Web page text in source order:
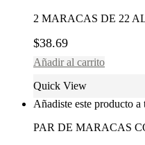
2 MARACAS DE 22
$38.69
Añadir al carrito
Quick View
Añadiste este producto a
PAR DE MARACAS